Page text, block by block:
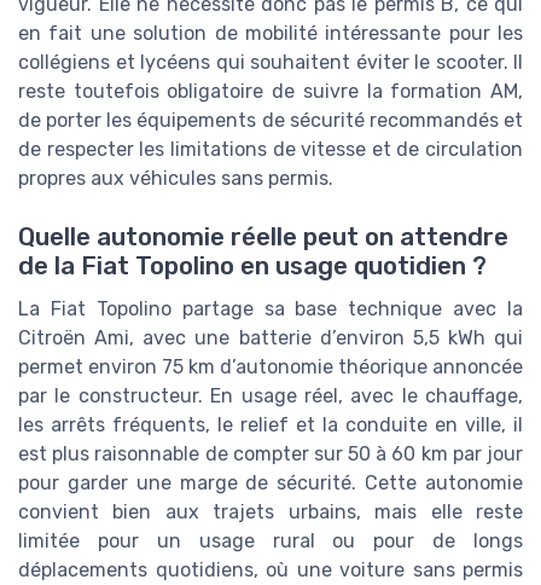
en fait une solution de mobilité intéressante pour les
collégiens et lycéens qui souhaitent éviter le scooter. Il
reste toutefois obligatoire de suivre la formation AM,
de porter les équipements de sécurité recommandés et
de respecter les limitations de vitesse et de circulation
propres aux véhicules sans permis.
Quelle autonomie réelle peut on attendre
de la Fiat Topolino en usage quotidien ?
La Fiat Topolino partage sa base technique avec la
Citroën Ami, avec une batterie d’environ 5,5 kWh qui
permet environ 75 km d’autonomie théorique annoncée
par le constructeur. En usage réel, avec le chauffage,
les arrêts fréquents, le relief et la conduite en ville, il
est plus raisonnable de compter sur 50 à 60 km par jour
pour garder une marge de sécurité. Cette autonomie
convient bien aux trajets urbains, mais elle reste
limitée pour un usage rural ou pour de longs
déplacements quotidiens, où une voiture sans permis